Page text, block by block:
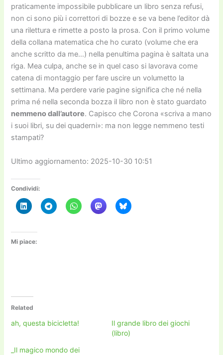
praticamente impossibile pubblicare un libro senza refusi,
non ci sono più i correttori di bozze e se va bene l’editor dà
una rilettura e rimette a posto la prosa. Con il primo volume
della collana matematica che ho curato (volume che era
anche scritto da me…) nella penultima pagina è saltata una
riga. Mea culpa, anche se in quel caso si lavorava come
catena di montaggio per fare uscire un volumetto la
settimana. Ma perdere varie pagine significa che né nella
prima né nella seconda bozza il libro non è stato guardato
nemmeno dall’autore. Capisco che Corona «scriva a mano
i suoi libri, su dei quaderni»: ma non legge nemmeno testi
stampati?
Ultimo aggiornamento: 2025-10-30 10:51
Condividi:
Mi piace:
Related
ah, questa bicicletta!
Il grande libro dei giochi
(libro)
_Il magico mondo dei